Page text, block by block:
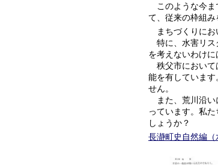
このような今ま
て、従来の枠組み
まちづくりにお
特に、水害リス
を考えないわけに
秩父市において
能を有しています
せん。
また、荒川沿い
っています。私
しょうか？
長瀞町史自然編